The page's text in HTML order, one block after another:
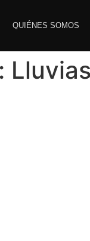
QUIÉNES SOMOS
Lluvias